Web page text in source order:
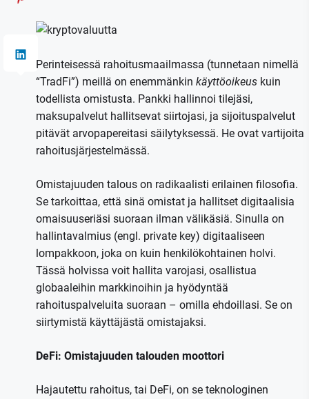
Perinteisessä rahoitusmaailmassa (tunnetaan nimellä
“TradFi”) meillä on enemmänkin käyttöoikeuskuin
todellista omistusta. Pankki hallinnoi tilejäsi,
maksupalvelut hallitsevat siirtojasi, ja sijoituspalvelut
pitävät arvopapereitasi säilytyksessä. He ovat vartijoita
rahoitusjärjestelmässä.
Omistajuuden talous on radikaalisti erilainen filosofia.
Se tarkoittaa, että sinä omistat ja hallitset digitaalisia
omaisuuseriäsi suoraan ilman välikäsiä. Sinulla on
hallintavalmius (engl. private key) digitaaliseen
lompakkoon, joka on kuin henkilökohtainen holvi.
Tässä holvissa voit hallita varojasi, osallistua
globaaleihin markkinoihin ja hyödyntää
rahoituspalveluita suoraan – omilla ehdoillasi. Se on
siirtymistä käyttäjästä omistajaksi.
DeFi: Omistajuuden talouden moottori
Hajautettu rahoitus, tai DeFi, on se teknologinen